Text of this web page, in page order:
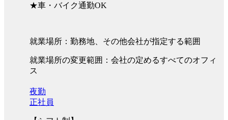
★車・バイク通勤OK
就業場所：勤務地、その他会社が指定する範囲
就業場所の変更範囲：会社の定めるすべてのオフィ
ス
夜勤
正社員